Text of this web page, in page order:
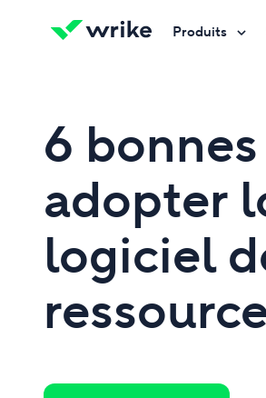
Produits
6
adopter
logiciel